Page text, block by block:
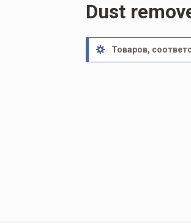
Dust
Товаров,